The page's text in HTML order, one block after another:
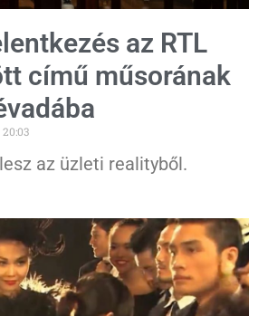
az RTL
című műsorának
20:03
az üzleti realityből.